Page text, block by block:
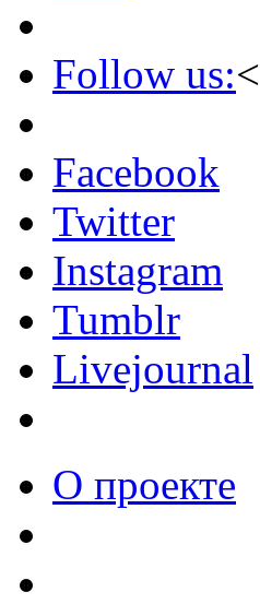
Follow us:<
Facebook
Twitter
Instagram
Tumblr
Livejournal
О проекте